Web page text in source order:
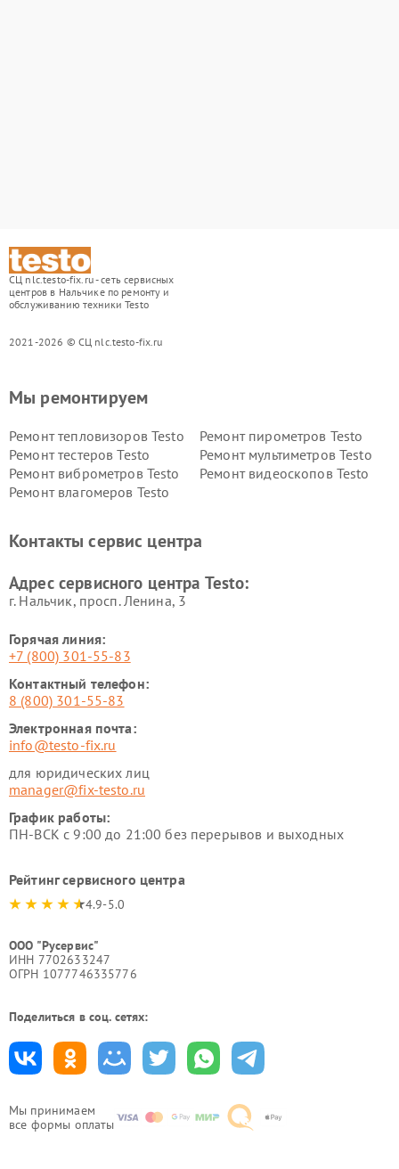
СЦ nlc.testo-fix.ru - сеть сервисных
центров в Нальчике по ремонту и
обслуживанию техники Testo
2021-2026 © СЦ nlc.testo-fix.ru
Мы принимаем
все формы оплаты
Мы ремонтируем
Ремонт тепловизоров Testo
Ремонт пирометров Testo
Ремонт тестеров Testo
Ремонт мультиметров Testo
Ремонт виброметров Testo
Ремонт видеоскопов Testo
Ремонт влагомеров Testo
Контакты сервис центра
Адрес сервисного центра Testo:
г. Нальчик, просп. Ленина, 3
Горячая линия:
+7 (800) 301-55-83
Контактный телефон:
8 (800) 301-55-83
Электронная почта:
info@testo-fix.ru
для юридических лиц
manager@fix-testo.ru
График работы:
ПН-ВСК с 9:00 до 21:00 без перерывов и выходных
Рейтинг сервисного центра
4.9-5.0
ООО "Русервис"
ИНН 7702633247
ОГРН 1077746335776
Поделиться в соц. сетях: